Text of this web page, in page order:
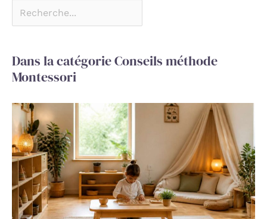
Dans la catégorie Conseils méthode
Montessori